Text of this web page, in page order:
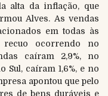
alta da inflação, que
Alves. As vendas
em todas às
ocorrendo no
caíram 2,9%, no
Sul, caíram 1,6%, e no
apontou que pelo
de bens duráveis e